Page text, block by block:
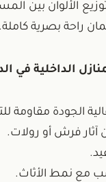
الألوان بين
راحة بصرية كاملة.
الداخلية في
الجودة مقاومة
فرش أو رولات.
مع نمط الأثاث.